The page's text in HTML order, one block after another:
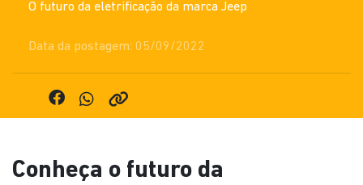
O futuro da eletrificação da marca Jeep
Data da postagem: 05/09/2022
Conheça o futuro da